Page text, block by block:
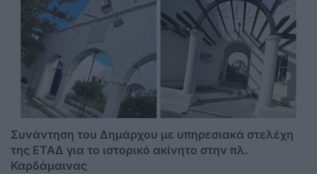
Συνάντηση του Δημάρχου με υπηρεσιακά στελέχη
της ΕΤΑΔ για το ιστορικό ακίνητο στην πλ.
Καρδάμαινας